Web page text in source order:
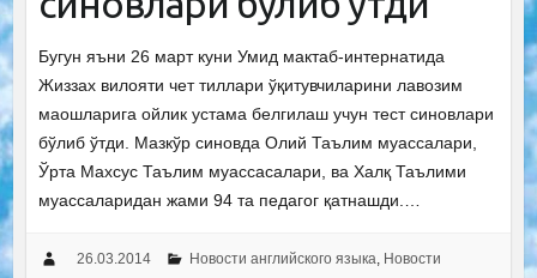
Бугун яъни 26 март куни Умид мактаб-интернатида
Жиззах вилояти чет тиллари ўқитувчиларини лавозим
маошларига ойлик устама белгилаш учун тест синовлари
бўлиб ўтди. Мазкўр синовда Олий Таълим муассалари,
Ўрта Махсус Таълим муассасалари, ва Халқ Таълими
муассаларидан жами 94 та педагог қатнашди.…
26.03.2014 Новости английского языка, Новости